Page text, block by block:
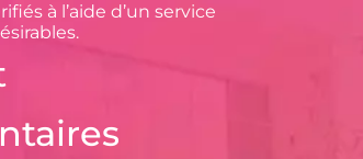
à l’aide d’un service